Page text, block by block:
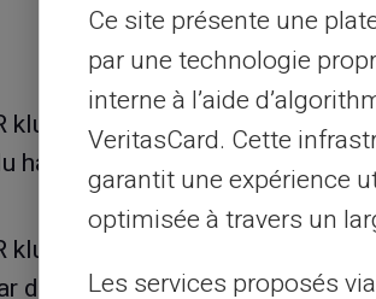
klubbens medlem med et Veritas
har adgang til lufthavnslounger
medlem med et Veritas
du et kort udstyret med de
Ce site présente une
par une technologie
interne à l’aide
VeritasCard. Cette
garantit une expérience
optimisée à travers un
Les services proposés